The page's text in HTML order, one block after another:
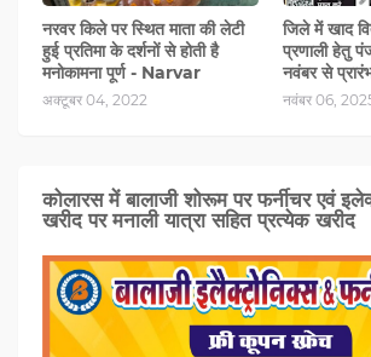
नरवर किले पर स्थित माता की लेटी
हुई प्रतिमा के दर्शनों से होती है
मनोकामना पूर्ण - Narvar
अक्टूबर 04, 2022
जिले में खाद
प्रणाली हेतु
नवंबर से
नवंबर 06,
कोलारस में बालाजी शोरूम पर फर्नीचर एवं
खरीद पर मनाली यात्रा सहित प्रत्‍येक खरीद